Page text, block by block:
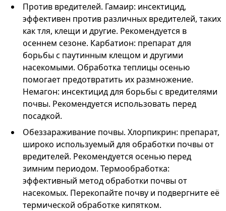
Против вредителей. Гамаир: инсектицид,
эффективен против различных вредителей, таких
как тля, клещи и другие. Рекомендуется в
осеннем сезоне. Карбатион: препарат для
борьбы с паутинным клещом и другими
насекомыми. Обработка теплицы осенью
помогает предотвратить их размножение.
Немагон: инсектицид для борьбы с вредителями
почвы. Рекомендуется использовать перед
посадкой.
Обеззараживание почвы. Хлорпикрин: препарат,
широко используемый для обработки почвы от
вредителей. Рекомендуется осенью перед
зимним периодом. Термообработка:
эффективный метод обработки почвы от
насекомых. Перекопайте почву и подвергните её
термической обработке кипятком.